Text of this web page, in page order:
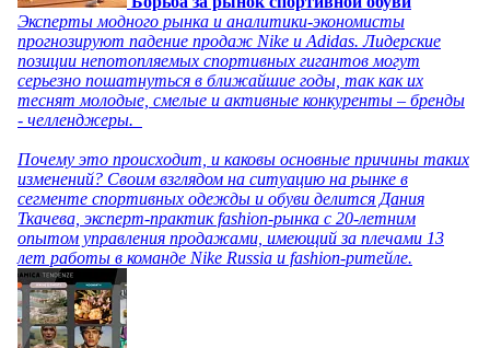
Эксперты модного рынка и аналитики-экономисты
прогнозируют падение продаж Nike и Adidas. Лидерские
позиции непотопляемых спортивных гигантов могут
серьезно пошатнуться в ближайшие годы, так как их
теснят молодые, смелые и активные конкуренты – бренды
- челленджеры.
Почему это происходит, и каковы основные причины таких
изменений? Своим взглядом на ситуацию на рынке в
сегменте спортивных одежды и обуви делится Дания
Ткачева, эксперт-практик fashion-рынка с 20-летним
опытом управления продажами, имеющий за плечами 13
лет работы в команде Nike Russia и fashion-ритейле.